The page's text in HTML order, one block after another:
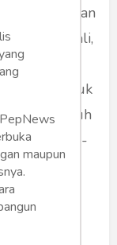
para atasan
Kerap kali,
yang
busuk
seluruh
orang-
yang
disebut
maupun